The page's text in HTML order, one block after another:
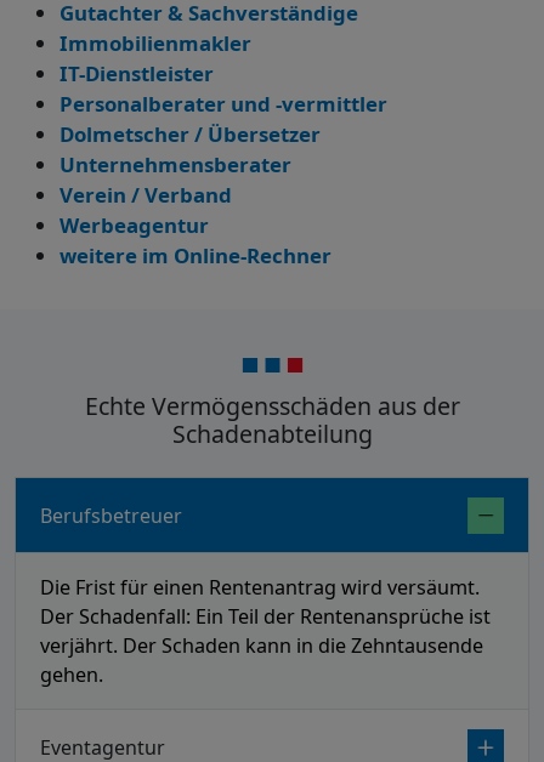
Gutachter & Sachverständige
Immobilienmakler
IT-Dienstleister
Personalberater und -vermittler
Dolmetscher / Übersetzer
Unternehmensberater
Verein / Verband
Werbeagentur
weitere im Online-Rechner
Echte Vermögensschäden aus der
Schadenabteilung
Berufsbetreuer
Die Frist für einen Rentenantrag wird versäumt.
Der Schadenfall: Ein Teil der Rentenansprüche ist
verjährt. Der Schaden kann in die Zehntausende
gehen.
Eventagentur